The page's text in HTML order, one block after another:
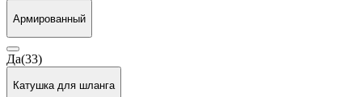
Армированный
Да(33)
Катушка для шланга